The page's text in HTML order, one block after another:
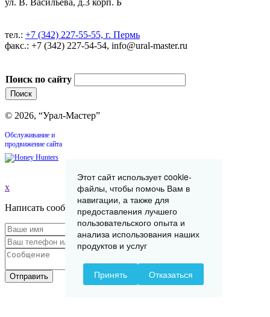
тел.: +7 (342) 227-55-55, г. Пермь
факс.: +7 (342) 227-54-54, info@ural-master.ru
Поиск по сайту
© 2026, “Урал-Мастер”
Обслуживание и
продвижение сайта
x
Написать сообщение
Отправить
Этот сайт использует cookie-
файлы, чтобы помочь Вам в
навигации, а также для
предоставления лучшего
пользовательского опыта и
анализа использования наших
продуктов и услуг
Принять Отказаться